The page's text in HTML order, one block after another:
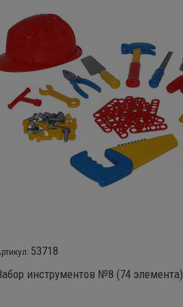
53718
инструментов №8 (74 элемента)